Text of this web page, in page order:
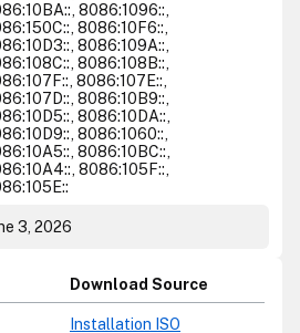
8086:1096::,
8086:10F6::,
8086:109A::,
8086:108B::,
8086:107E::,
8086:10B9::,
8086:10DA::,
8086:1060::,
8086:10BC::,
8086:105F::,
3, 2026
Download Source
Installation ISO